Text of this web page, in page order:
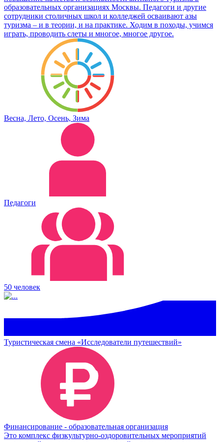
образовательных организациях Москвы. Педагоги и другие
сотрудники столичных школ и колледжей осваивают азы
туризма – и в теории, и на практике. Ходим в походы, учимся
играть, проводить слеты и многое, многое другое.
Весна, Лето, Осень, Зима
Педагоги
50 человек
Туристическая смена «Исследователи путешествий»
Финансирование - образовательная организация
Это комплекс физкультурно-оздоровительных мероприятий